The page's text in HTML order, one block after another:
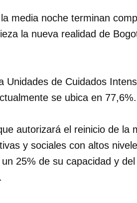
media noche terminan
la nueva realidad de
Unidades de Cuidados
se ubica en 77,6%.
autorizará el reinicio de la
y sociales con altos
25% de su capacidad y